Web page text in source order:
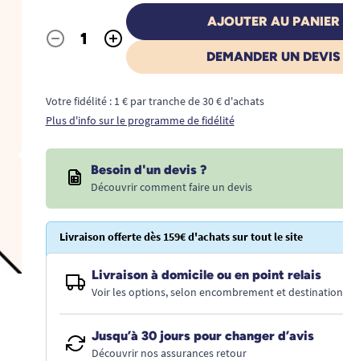
Quantité
- +
AJOUTER AU PANIER
DEMANDER UN DEVIS
Votre fidélité : 1 € par tranche de 30 € d'achats
Plus d'info sur le programme de fidélité
Besoin d'un devis ?
Découvrir comment faire un devis
Livraison offerte dès 159€ d'achats sur tout le site
Livraison à domicile ou en point relais
Voir les options, selon encombrement et destination
Jusqu’à 30 jours pour changer d’avis
Découvrir nos assurances retour